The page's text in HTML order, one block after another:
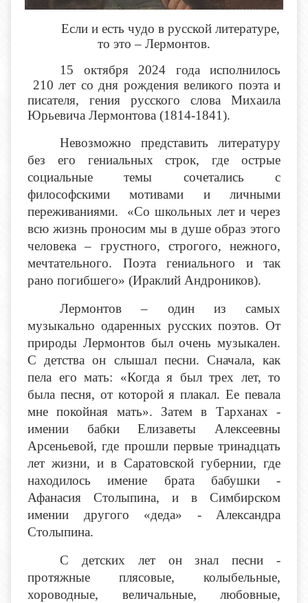
Если и есть чудо в русской литературе,
то это – Лермонтов.
15 октября 2024 года исполнилось
210 лет со дня рождения великого поэта и
писателя, гения русского слова Михаила
Юрьевича Лермонтова (1814-1841).
Невозможно представить литературу
без его гениальных строк, где острые
социальные темы сочетались с
философскими мотивами и личными
переживаниями. «Со школьных лет и через
всю жизнь проносим мы в душе образ этого
человека – грустного, строгого, нежного,
мечтательного. Поэта гениального и так
рано погибшего» (Ираклий Андроников).
Лермонтов – один из самых
музыкально одаренных русских поэтов. От
природы Лермонтов был очень музыкален.
С детства он слышал песни. Сначала, как
пела его мать: «Когда я был трех лет, то
была песня, от которой я плакал. Ее певала
мне покойная мать». Затем в Тарханах -
имении бабки Елизаветы Алексеевны
Арсеньевой, где прошли первые тринадцать
лет жизни, и в Саратовской губернии, где
находилось имение брата бабушки -
Афанасия Столыпина, и в Симбирском
имении другого «деда» - Александра
Столыпина.
С детских лет он знал песни -
протяжные плясовые, колыбельные,
хороводные, величальные, любовные,